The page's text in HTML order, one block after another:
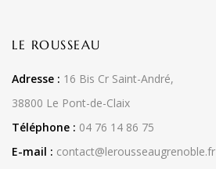
LE ROUSSEAU
Adresse : 16 Bis Cr Saint-André,
38800 Le Pont-de-Claix
Téléphone : 04 76 14 86 75
E-mail : contact@lerousseaugrenoble.fr